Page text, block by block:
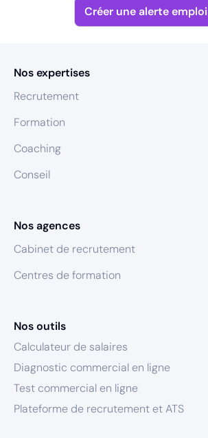
Créer une alerte emploi
Nos expertises
Recrutement
Formation
Coaching
Conseil
Nos agences
Cabinet de recrutement
Centres de formation
Nos outils
Calculateur de salaires
Diagnostic commercial en ligne
Test commercial en ligne
Plateforme de recrutement et ATS